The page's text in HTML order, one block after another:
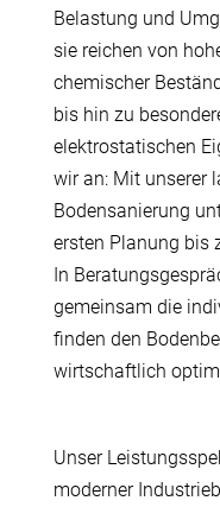
Belastung und
sie reichen von
chemischer
bis hin zu
elektrostatischen
wir an: Mit unserer
Bodensanierung
ersten Planung bis
In
gemeinsam die
finden den
wirtschaftlich
Unser
moderner